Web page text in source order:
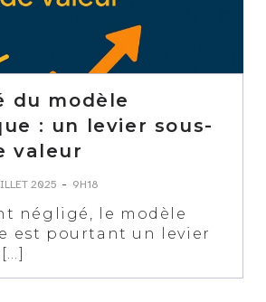
du modèle
: un levier sous-
valeur
2025 - 9H18
négligé, le modèle
est pourtant un levier